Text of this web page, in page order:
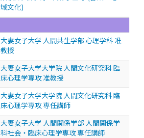
域文化)
大妻女子大学 人間共生学部 心理学科 准
教授
大妻女子大学大学院 人間文化研究科 臨
床心理学専攻 准教授
大妻女子大学大学院 人間文化研究科 臨
床心理学専攻 専任講師
大妻女子大学 人間関係学部 人間関係学
科社会・臨床心理学専攻 専任講師